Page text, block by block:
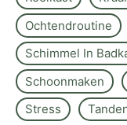
Ochtendroutine
Schimmel In
Schoonmaken
Stress